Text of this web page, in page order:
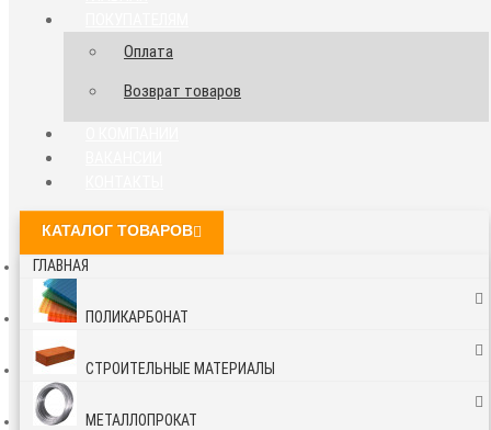
Оплата
Возврат товаров
КАТАЛОГ ТОВАРОВ
ГЛАВНАЯ
ПОЛИКАРБОНАТ
СТРОИТЕЛЬНЫЕ МАТЕРИАЛЫ
МЕТАЛЛОПРОКАТ